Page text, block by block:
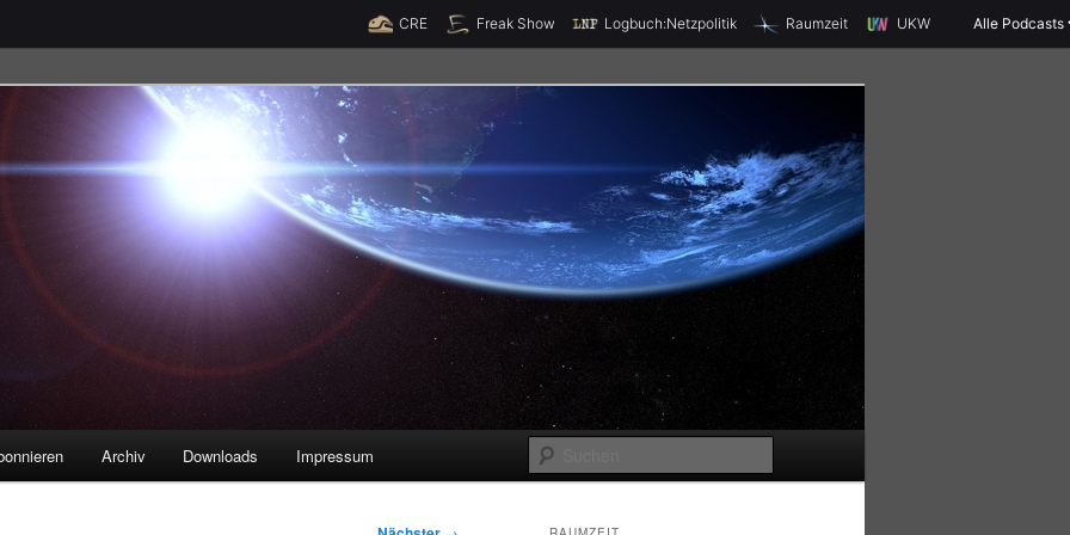
Spende jetzt!
CRE Freak Show Logbuch:Netzpolitik Raumzeit UKW Alle Podcasts
u
Archiv Downloads Impressum